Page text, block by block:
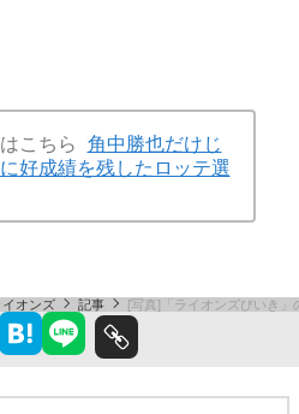
こちら
角中勝也だけじ
好成績を残したロッテ選
オンズ 記事 [写真]「ライオンズびいき